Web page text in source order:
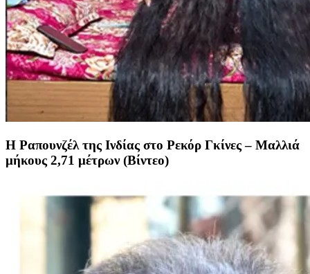
Η Ραπουνζέλ της Ινδίας στο Ρεκόρ Γκίνες – Μαλλιά
μήκους 2,71 μέτρων (Βίντεο)